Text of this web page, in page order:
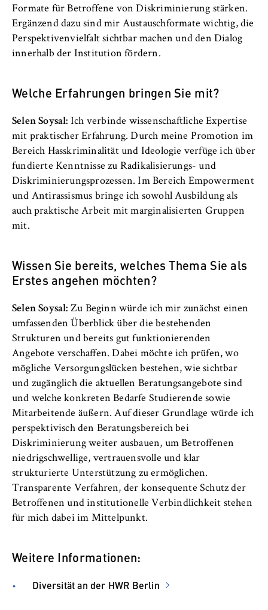
Formate für Betroffene von Diskriminierung stärken.
Ergänzend dazu sind mir Austauschformate wichtig, die
Perspektivenvielfalt sichtbar machen und den Dialog
innerhalb der Institution fördern.
Welche Erfahrungen bringen Sie mit?
Selen Soysal: Ich verbinde wissenschaftliche Expertise
mit praktischer Erfahrung. Durch meine Promotion im
Bereich Hasskriminalität und Ideologie verfüge ich über
fundierte Kenntnisse zu Radikalisierungs- und
Diskriminierungsprozessen. Im Bereich Empowerment
und Antirassismus bringe ich sowohl Ausbildung als
auch praktische Arbeit mit marginalisierten Gruppen
mit.
Wissen Sie bereits, welches Thema Sie als
Erstes angehen möchten?
Selen Soysal: Zu Beginn würde ich mir zunächst einen
umfassenden Überblick über die bestehenden
Strukturen und bereits gut funktionierenden
Angebote verschaffen. Dabei möchte ich prüfen, wo
mögliche Versorgungslücken bestehen, wie sichtbar
und zugänglich die aktuellen Beratungsangebote sind
und welche konkreten Bedarfe Studierende sowie
Mitarbeitende äußern. Auf dieser Grundlage würde ich
perspektivisch den Beratungsbereich bei
Diskriminierung weiter ausbauen, um Betroffenen
niedrigschwellige, vertrauensvolle und klar
strukturierte Unterstützung zu ermöglichen.
Transparente Verfahren, der konsequente Schutz der
Betroffenen und institutionelle Verbindlichkeit stehen
für mich dabei im Mittelpunkt.
Weitere Informationen:
Diversität an der HWR Berlin